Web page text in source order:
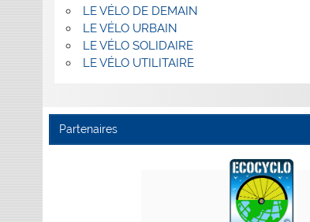
LE VÉLO DE DEMAIN
LE VÉLO URBAIN
LE VÉLO SOLIDAIRE
LE VÉLO UTILITAIRE
Partenaires